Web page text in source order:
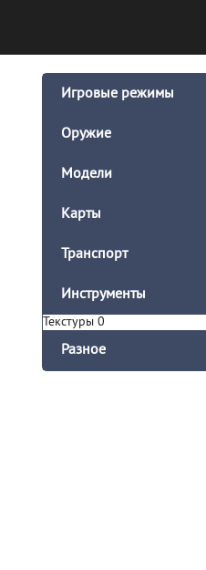
Игровые режимы
Оружие
Модели
Карты
Транспорт
Инструменты
Текстуры 0
Разное